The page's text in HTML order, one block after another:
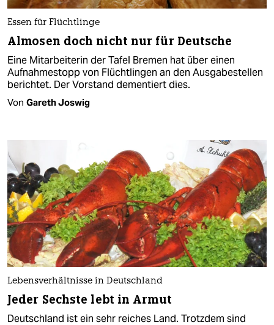
Essen für Flüchtlinge
Almosen doch nicht nur für Deutsche
Eine Mitarbeiterin der Tafel Bremen hat über einen
Aufnahmestopp von Flüchtlingen an den Ausgabestellen
berichtet. Der Vorstand dementiert dies.
Von Gareth Joswig
Lebensverhältnisse in Deutschland
Jeder Sechste lebt in Armut
Deutschland ist ein sehr reiches Land. Trotzdem sind